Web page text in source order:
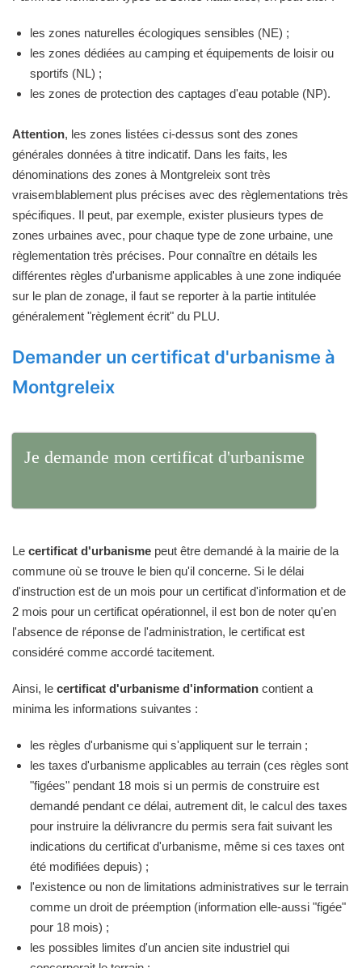
les zones naturelles écologiques sensibles (NE) ;
les zones dédiées au camping et équipements de loisir ou
sportifs (NL) ;
les zones de protection des captages d'eau potable (NP).
Attention, les zones listées ci-dessus sont des zones
générales données à titre indicatif. Dans les faits, les
dénominations des zones à Montgreleix sont très
vraisemblablement plus précises avec des règlementations très
spécifiques. Il peut, par exemple, exister plusieurs types de
zones urbaines avec, pour chaque type de zone urbaine, une
règlementation très précises. Pour connaître en détails les
différentes règles d'urbanisme applicables à une zone indiquée
sur le plan de zonage, il faut se reporter à la partie intitulée
généralement "règlement écrit" du PLU.
Demander un certificat d'urbanisme à
Montgreleix
Je demande mon certificat d'urbanisme
Le certificat d'urbanisme peut être demandé à la mairie de la
commune où se trouve le bien qu'il concerne. Si le délai
d'instruction est de un mois pour un certificat d'information et de
2 mois pour un certificat opérationnel, il est bon de noter qu'en
l'absence de réponse de l'administration, le certificat est
considéré comme accordé tacitement.
Ainsi, le certificat d'urbanisme d'information contient a
minima les informations suivantes :
les règles d'urbanisme qui s'appliquent sur le terrain ;
les taxes d'urbanisme applicables au terrain (ces règles sont
"figées" pendant 18 mois si un permis de construire est
demandé pendant ce délai, autrement dit, le calcul des taxes
pour instruire la délivrancre du permis sera fait suivant les
indications du certificat d'urbanisme, même si ces taxes ont
été modifiées depuis) ;
l'existence ou non de limitations administratives sur le terrain
comme un droit de préemption (information elle-aussi "figée"
pour 18 mois) ;
les possibles limites d'un ancien site industriel qui